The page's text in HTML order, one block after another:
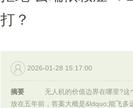
打？
2026-01-28 15:17:00
摘要
无人机的价值边界在哪里?这
放在五年前，答案大概是&ldquo;能飞多